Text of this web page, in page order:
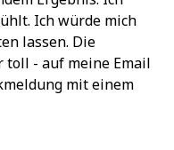
Ich würde mich
lassen. Die
toll - auf meine Email
mit einem